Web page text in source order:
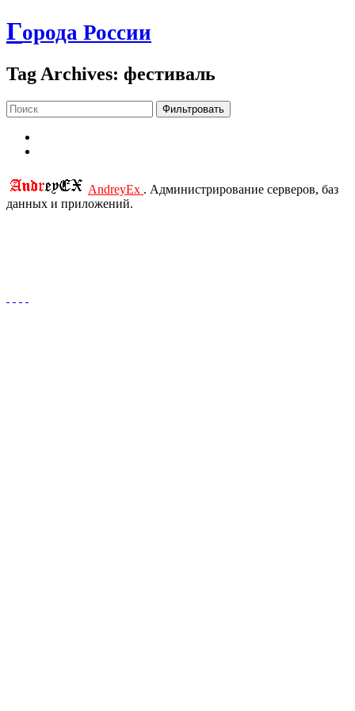
Города России
Tag Archives: фестиваль
Фильтровать
AndreyEx . Администрирование серверов, баз
данных и приложений.